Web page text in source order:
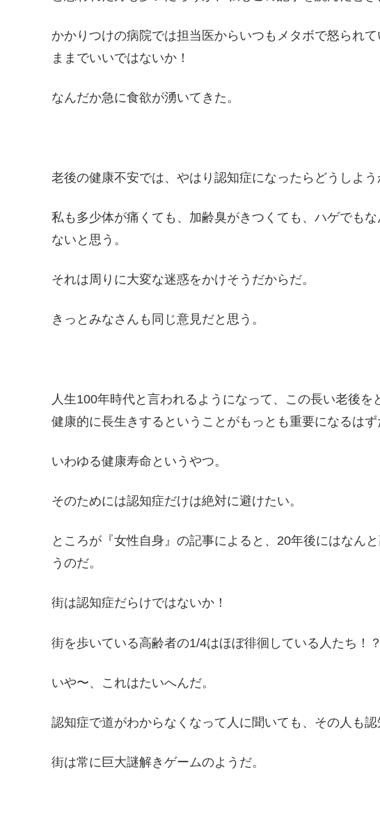
かかりつけの病院では担当医からいつもメタボで怒られ
ままでいいではないか！
なんだか急に食欲が湧いてきた。
老後の健康不安では、やはり認知症になったらどうしよう
私も多少体が痛くても、加齢臭がきつくても、ハゲでもな
ないと思う。
それは周りに大変な迷惑をかけそうだからだ。
きっとみなさんも同じ意見だと思う。
人生100年時代と言われるようになって、この長い老後
健康的に長生きするということがもっとも重要になるはず
いわゆる健康寿命というやつ。
そのためには認知症だけは絶対に避けたい。
ところが『女性自身』の記事によると、20年後にはなん
うのだ。
街は認知症だらけではないか！
街を歩いている高齢者の1/4はほぼ徘徊している人たち！？
いや〜、これはたいへんだ。
認知症で道がわからなくなって人に聞いても、その人も認
街は常に巨大謎解きゲームのようだ。